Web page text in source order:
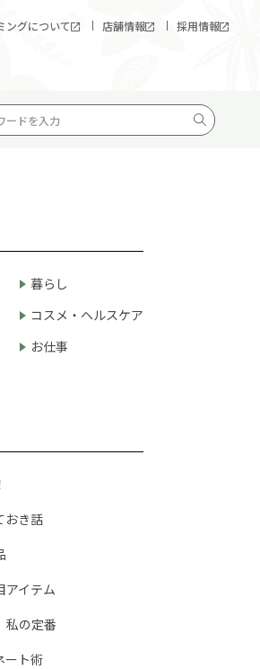
ングについて 店舗情報 採用情報
暮らし
コスメ・ヘルスケア
お仕事
おき話
アイテム
私の定番
ート術